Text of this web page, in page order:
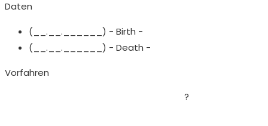
Daten
(__.__.______) - Birth -
(__.__.______) - Death -
Vorfahren
?